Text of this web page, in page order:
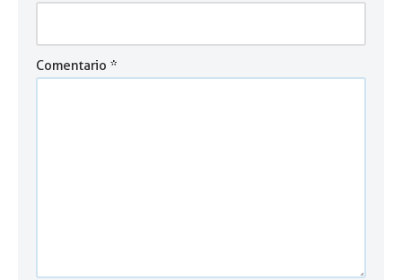
Comentario *